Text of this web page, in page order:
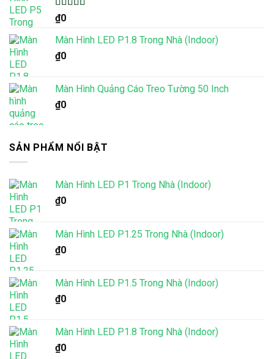
Được xếp
hạng
sao
₫0
Màn Hình LED P1.8 Trong Nhà (Indoor)
₫0
Màn Hình Quảng Cáo Treo Tường 50 Inch
₫0
SẢN PHẨM NỔI BẬT
Màn Hình LED P1 Trong Nhà (Indoor)
₫0
Màn Hình LED P1.25 Trong Nhà (Indoor)
₫0
Màn Hình LED P1.5 Trong Nhà (Indoor)
₫0
Màn Hình LED P1.8 Trong Nhà (Indoor)
₫0